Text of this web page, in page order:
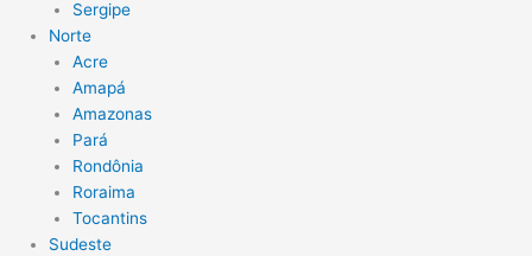
Sergipe
Norte
Acre
Amapá
Amazonas
Pará
Rondônia
Roraima
Tocantins
Sudeste